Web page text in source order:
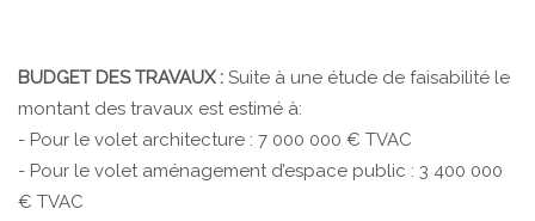
BUDGET DES TRAVAUX : Suite à une étude de faisabilité le
montant des travaux est estimé à:
- Pour le volet architecture : 7 000 000 € TVAC
- Pour le volet aménagement d’espace public : 3 400 000
€ TVAC